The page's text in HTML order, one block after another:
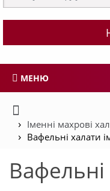
МЕНЮ
Іменні махрові
Вафельні халати
Вафельні